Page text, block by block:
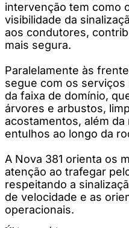
intervenção tem como
visibilidade da
aos condutores,
mais segura.
Paralelamente às
segue com os
da faixa de domínio,
árvores e arbustos,
acostamentos, além
entulhos ao longo da
A Nova 381 orienta os
atenção ao trafegar
respeitando a
de velocidade e as
operacionais.